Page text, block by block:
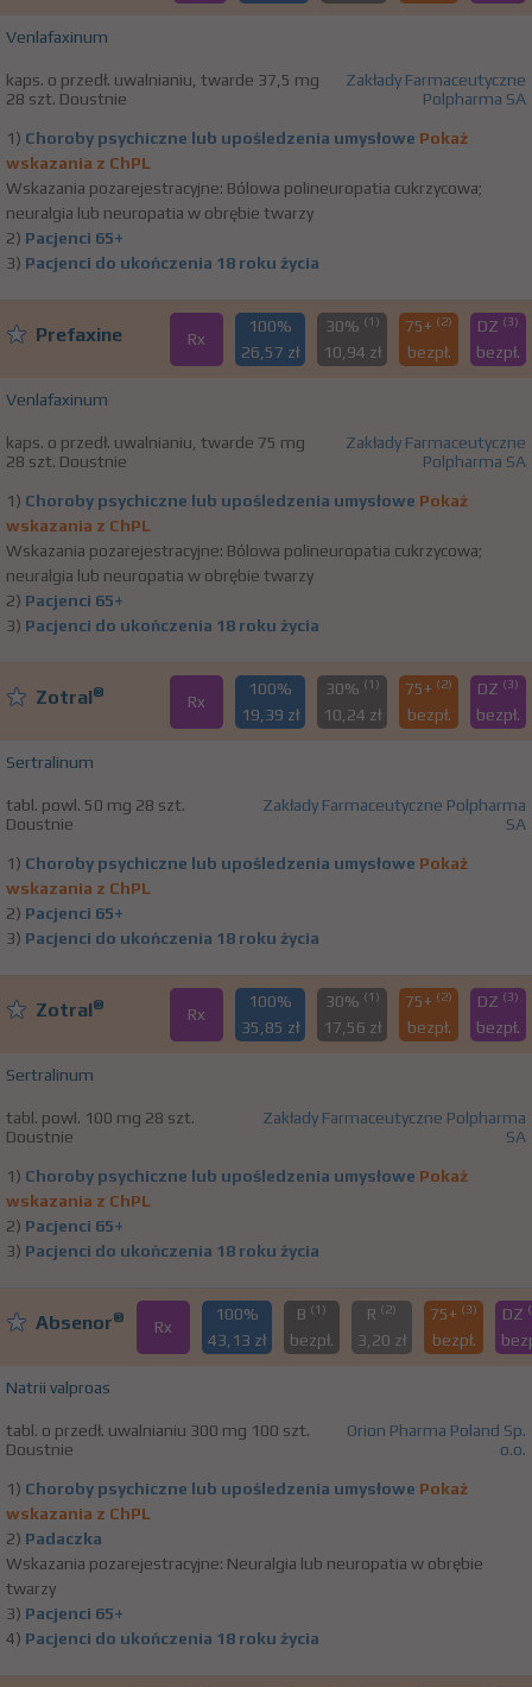
Venlafaxinum
kaps. o przedł. uwalnianiu, twarde 37,5 mg
28 szt. Doustnie
Zakłady Farmaceutyczne
Polpharma SA
1) Choroby psychiczne lub upośledzenia umysłowe Pokaż
wskazania z ChPL
Wskazania pozarejestracyjne: Bólowa polineuropatia cukrzycowa;
neuralgia lub neuropatia w obrębie twarzy
2) Pacjenci 65+
3) Pacjenci do ukończenia 18 roku życia
Prefaxine Rx
100%
26,57 zł
30% (1)
10,94 zł
75+ (2)
bezpł.
DZ (3)
bezpł.
Venlafaxinum
kaps. o przedł. uwalnianiu, twarde 75 mg
28 szt. Doustnie
Zakłady Farmaceutyczne
Polpharma SA
1) Choroby psychiczne lub upośledzenia umysłowe Pokaż
wskazania z ChPL
Wskazania pozarejestracyjne: Bólowa polineuropatia cukrzycowa;
neuralgia lub neuropatia w obrębie twarzy
2) Pacjenci 65+
3) Pacjenci do ukończenia 18 roku życia
Zotral® Rx
100%
19,39 zł
30% (1)
10,24 zł
75+ (2)
bezpł.
DZ (3)
bezpł.
Sertralinum
tabl. powl. 50 mg 28 szt.
Doustnie
Zakłady Farmaceutyczne Polpharma
SA
1) Choroby psychiczne lub upośledzenia umysłowe Pokaż
wskazania z ChPL
2) Pacjenci 65+
3) Pacjenci do ukończenia 18 roku życia
Zotral® Rx
100%
35,85 zł
30% (1)
17,56 zł
75+ (2)
bezpł.
DZ (3)
bezpł.
Sertralinum
tabl. powl. 100 mg 28 szt.
Doustnie
Zakłady Farmaceutyczne Polpharma
SA
1) Choroby psychiczne lub upośledzenia umysłowe Pokaż
wskazania z ChPL
2) Pacjenci 65+
3) Pacjenci do ukończenia 18 roku życia
Absenor® Rx
100%
43,13 zł
B (1)
bezpł.
R (2)
3,20 zł
75+ (3)
bezpł.
DZ
Natrii valproas
tabl. o przedł. uwalnianiu 300 mg 100 szt.
Doustnie
Orion Pharma Poland Sp.
o.o.
1) Choroby psychiczne lub upośledzenia umysłowe Pokaż
wskazania z ChPL
2) Padaczka
Wskazania pozarejestracyjne: Neuralgia lub neuropatia w obrębie
twarzy
3) Pacjenci 65+
4) Pacjenci do ukończenia 18 roku życia